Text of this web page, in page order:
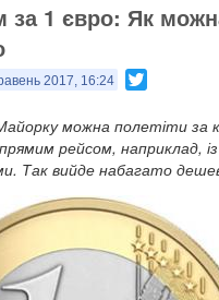
за 1 євро: Як
2017, 16:24
можна полетіти за
рейсом, наприклад,
Так вийде набагато